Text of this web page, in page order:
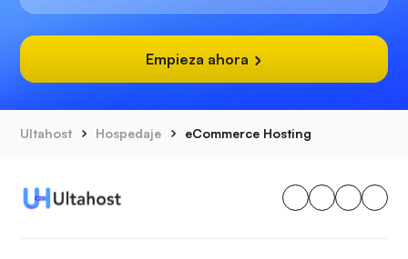
Empieza ahora
Ultahost Hospedaje eCommerce Hosting